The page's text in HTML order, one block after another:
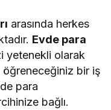
arasında herkes
Evde para
yetenekli olarak
bir iş
para
bağlı.